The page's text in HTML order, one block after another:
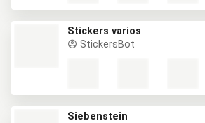
Stickers varios
StickersBot
Siebenstein